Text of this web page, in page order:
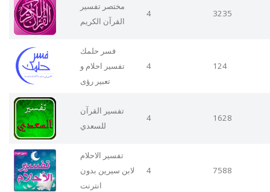
مختصر تفسير
القرآن الكريم
4 3235
فسر حلمك
تفسير احلام و
تعبير رؤى
4 124
تفسير القرآن
للسعدي
4 1628
تفسير الاحلام
لابن سيرين بدون
انترنت
4 7588